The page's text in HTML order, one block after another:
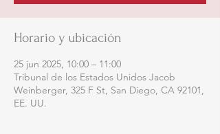
Horario y ubicación
25 jun 2025, 10:00 – 11:00
Tribunal de los Estados Unidos Jacob
Weinberger, 325 F St, San Diego, CA 92101,
EE. UU.